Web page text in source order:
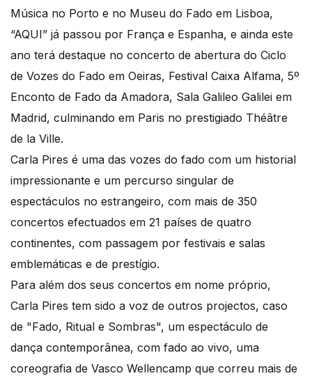
Música no Porto e no Museu do Fado em Lisboa,
“AQUI” já passou por França e Espanha, e ainda este
ano terá destaque no concerto de abertura do Ciclo
de Vozes do Fado em Oeiras, Festival Caixa Alfama, 5º
Enconto de Fado da Amadora, Sala Galileo Galilei em
Madrid, culminando em Paris no prestigiado Théâtre
de la Ville.
Carla Pires é uma das vozes do fado com um historial
impressionante e um percurso singular de
espectáculos no estrangeiro, com mais de 350
concertos efectuados em 21 países de quatro
continentes, com passagem por festivais e salas
emblemáticas e de prestígio.
Para além dos seus concertos em nome próprio,
Carla Pires tem sido a voz de outros projectos, caso
de "Fado, Ritual e Sombras", um espectáculo de
dança contemporânea, com fado ao vivo, uma
coreografia de Vasco Wellencamp que correu mais de